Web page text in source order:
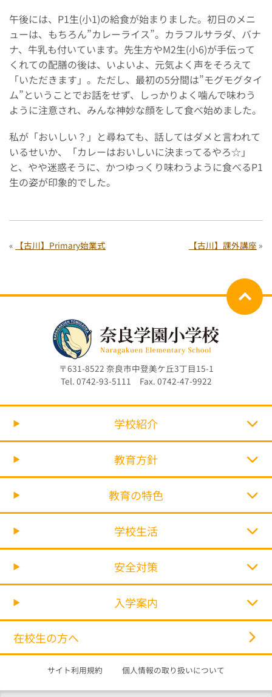
午後には、P1生(小1)の給食が始まりました。初日のメニ
ューは、もちろん”カレーライス”。カラフルサラダ、バナ
ナ、牛乳も付いています。先生方やM2生(小6)が手伝って
くれての配膳の後は、いよいよ、元気よく声をそろえて
「いただきます」。ただし、最初の5分間は”モグモグタイ
ム”ということでお話をせず、しっかりよく噛んで味わう
ように注意され、みんな神妙な顔をして食べ始めました。
私が「おいしい？」と尋ねても、話してはダメと言われて
いるせいか、「カレーはおいしいに決まってるやろ☆」
と、やや迷惑そうに、かつゆっくり味わうように食べるP1
生の姿が印象的でした。
« 【古川】Primary始業式 【古川】課外講座 »
〒631-8522 奈良市中登美ケ丘3丁目15-1
Tel. 0742-93-5111 Fax. 0742-47-9922
学校紹介
教育方針
教育の特色
学校生活
安全対策
入学案内
在校生の方へ
サイト利用規約 個人情報の取り扱いについて